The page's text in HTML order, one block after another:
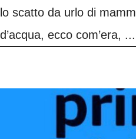
lo scatto da urlo di
d’acqua, ecco com’era, ...